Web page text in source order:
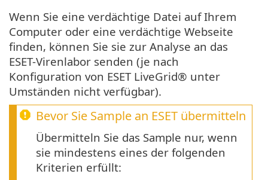
Wenn Sie eine verdächtige Datei auf Ihrem
Computer oder eine verdächtige Webseite
finden, können Sie sie zur Analyse an das
ESET-Virenlabor senden (je nach
Konfiguration von ESET LiveGrid® unter
Umständen nicht verfügbar).
Bevor Sie Sample an ESET übermitteln
Übermitteln Sie das Sample nur, wenn
sie mindestens eines der folgenden
Kriterien erfüllt: